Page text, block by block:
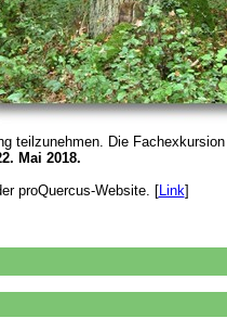
teilzunehmen. Die
Mai 2018.
proQuercus-Website. [Link]